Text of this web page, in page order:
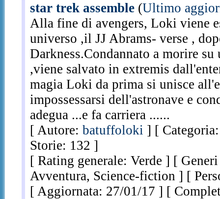
star trek assemble(Ultimo
Alla fine di avengers, Loki viene
universo ,il JJ Abrams- verse ,
Darkness.Condannato a morire
,viene salvato in extremis
magia Loki da prima si unisce
impossessarsi dell'astronave e
adegua ...e fa carriera ......
[ Autore: batuffoloki ] [
Storie: 132 ]
[ Rating generale: Verde ] [
Avventura, Science-fiction ] [
[ Aggiornata: 27/01/17 ] [